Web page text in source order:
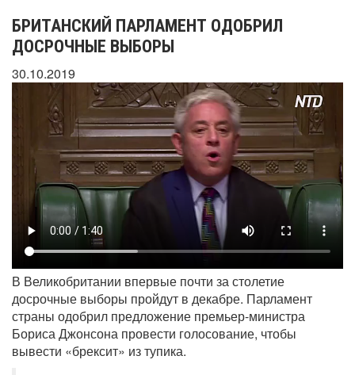
БРИТАНСКИЙ ПАРЛАМЕНТ ОДОБРИЛ
ДОСРОЧНЫЕ ВЫБОРЫ
30.10.2019
В Великобритании впервые почти за столетие
досрочные выборы пройдут в декабре. Парламент
страны одобрил предложение премьер-министра
Бориса Джонсона провести голосование, чтобы
вывести «брексит» из тупика.